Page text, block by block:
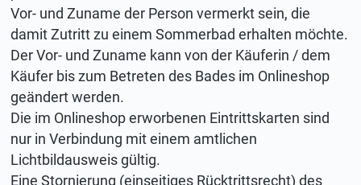
Vor- und Zuname der Person vermerkt sein, die
damit Zutritt zu einem Sommerbad erhalten möchte.
Der Vor- und Zuname kann von der Käuferin / dem
Käufer bis zum Betreten des Bades im Onlineshop
geändert werden.
Die im Onlineshop erworbenen Eintrittskarten sind
nur in Verbindung mit einem amtlichen
Lichtbildausweis gültig.
Eine Stornierung (einseitiges Rücktrittsrecht) des